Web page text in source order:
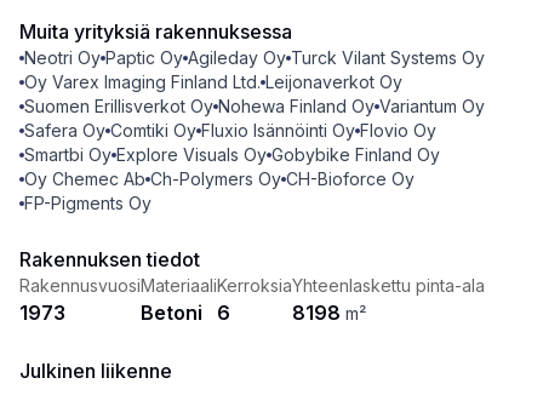
Muita yrityksiä rakennuksessa
Neotri Oy Paptic Oy Agileday Oy Turck Vilant Systems Oy
Oy Varex Imaging Finland Ltd. Leijonaverkot Oy
Suomen Erillisverkot Oy Nohewa Finland Oy Variantum Oy
Safera Oy Comtiki Oy Fluxio Isännöinti Oy Flovio Oy
Smartbi Oy Explore Visuals Oy Gobybike Finland Oy
Oy Chemec Ab Ch-Polymers Oy CH-Bioforce Oy
FP-Pigments Oy
Rakennuksen tiedot
Rakennusvuosi
1973
Materiaali
Betoni
Kerroksia
6
Yhteenlaskettu pinta-ala
8198 m²
Julkinen liikenne